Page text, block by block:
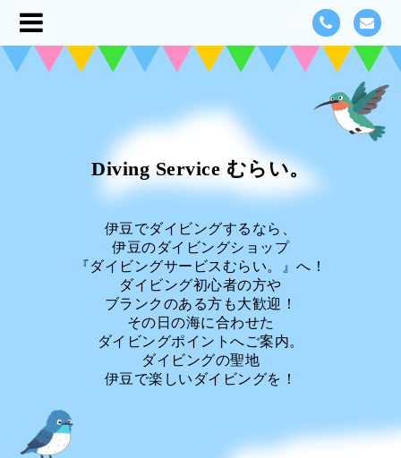
Diving Service むらい。
伊豆でダイビングするなら、
伊豆のダイビングショップ
『ダイビングサービスむらい。』へ！
ダイビング初心者の方や
ブランクのある方も大歓迎！
その日の海に合わせた
ダイビングポイントへご案内。
ダイビングの聖地
伊豆で楽しいダイビングを！